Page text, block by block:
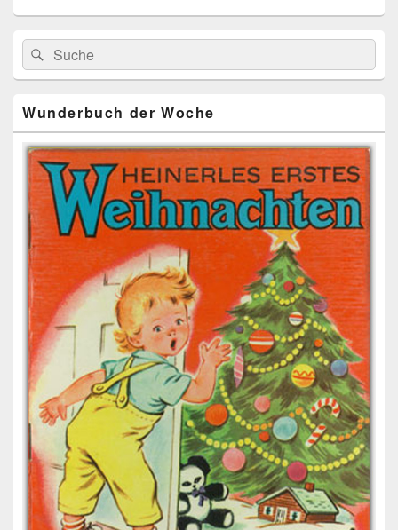
Primärer
Seitenleisten
Widget-
Bereich
Search
for:
Suche
Wunderbuch der Woche